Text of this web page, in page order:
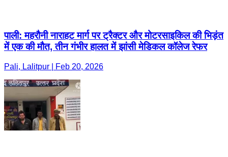
पाली: महरौनी नाराहट मार्ग पर ट्रैक्टर और मोटरसाइकिल की भिड़ंत
में एक की मौत, तीन गंभीर हालत में झांसी मेडिकल कॉलेज रेफर
Pali, Lalitpur | Feb 20, 2026